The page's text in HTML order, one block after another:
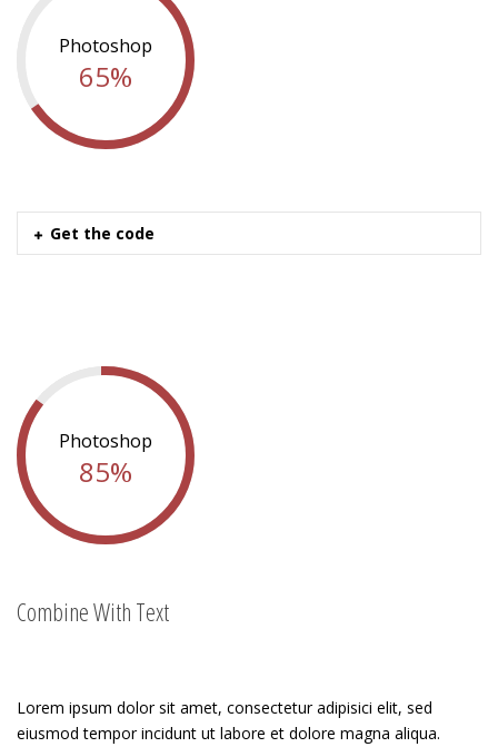
Photoshop
65%
Get the code
Photoshop
85%
Combine With Text
Lorem ipsum dolor sit amet, consectetur adipisici elit, sed
eiusmod tempor incidunt ut labore et dolore magna aliqua.